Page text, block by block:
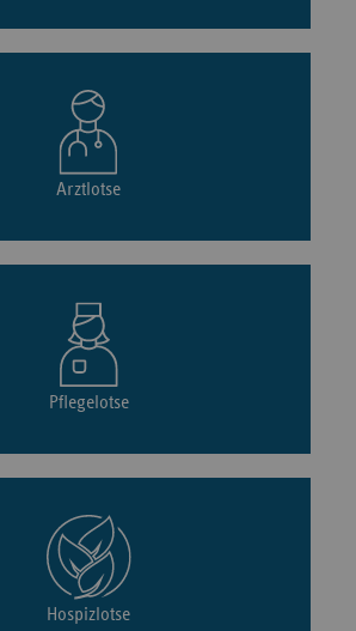
Arztlotse
Pflegelotse
Hospizlotse